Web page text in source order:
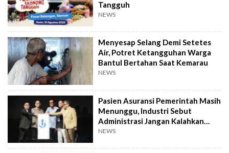
Tangguh
NEWS
Menyesap Selang Demi Setetes
Air, Potret Ketangguhan Warga
Bantul Bertahan Saat Kemarau
NEWS
Pasien Asuransi Pemerintah Masih
Menunggu, Industri Sebut
Administrasi Jangan Kalahkan
Kemanusiaan
NEWS